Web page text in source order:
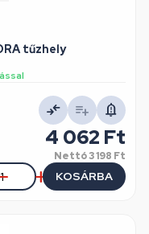
tűzhely
4 062 Ft
Nettó3 198 Ft
KOSÁRBA